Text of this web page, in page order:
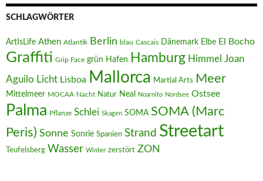
SCHLAGWÖRTER
ArtIsLife Athen Atlantik Berlin blau Cascais Dänemark Elbe El Bocho
Graffiti Grip Face grün Hafen Hamburg Himmel Joan
Aguilo Licht Lisboa Mallorca Martial Arts Meer
Mittelmeer MOCAA Nacht Natur Neal Noarnito Nordsee Ostsee
Palma Pflanze Schlei Skagen SOMA SOMA (Marc
Peris) Sonne Sonrie Spanien Strand Streetart
Teufelsberg Wasser Winter zerstört ZON